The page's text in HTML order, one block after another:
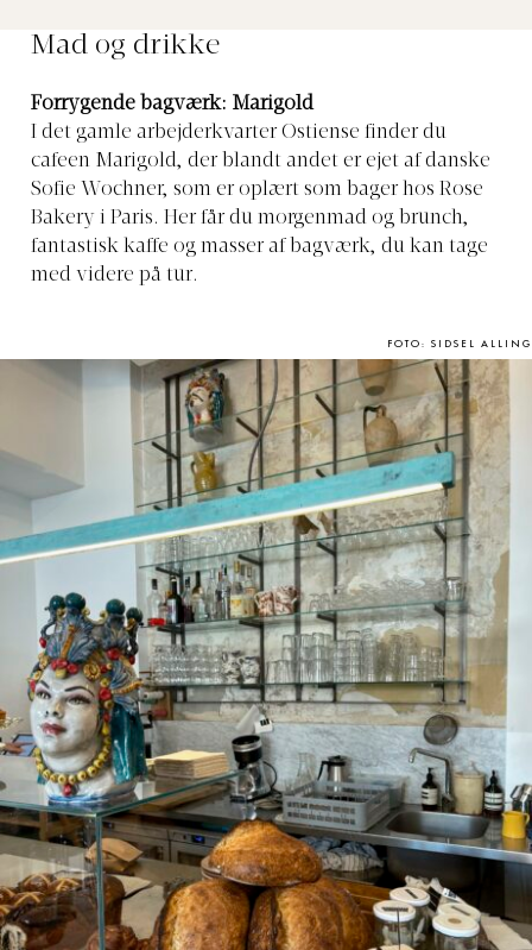
Mad og drikke
Forrygende bagværk: Marigold
I det gamle arbejderkvarter Ostiense finder du
cafeen Marigold, der blandt andet er ejet af danske
Sofie Wochner, som er oplært som bager hos Rose
Bakery i Paris. Her får du morgenmad og brunch,
fantastisk kaffe og masser af bagværk, du kan tage
med videre på tur.
FOTO: SIDSEL ALLING